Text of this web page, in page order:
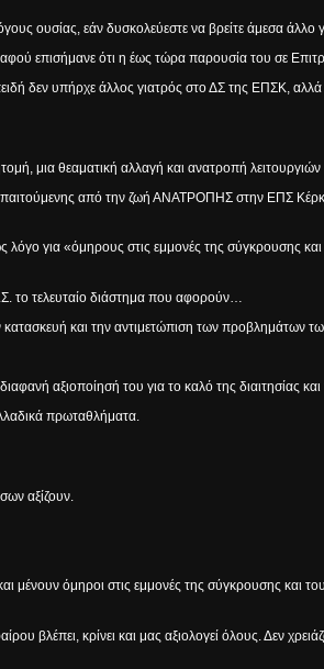
ουσίας, εάν δυσκολεύεστε να βρείτε άμεσα
επισήμανε ότι η έως τώρα παρουσία του σε
δεν υπήρχε άλλος γιατρός στο ΔΣ της ΕΠΣΚ, αλλά
μια θεαματική αλλαγή και ανατροπή
από την ζωή ΑΝΑΤΡΟΠΗΣ στην ΕΠΣ
για «όμηρους στις εμμονές της σύγκρουσης
το τελευταίο διάστημα που αφορούν…
κατασκευή και την αντιμετώπιση των προβλημάτων
αξιοποίησή του για το καλό της διαιτησίας
πρωταθλήματα.
αξίζουν.
μένουν όμηροι στις εμμονές της σύγκρουσης και
βλέπει, κρίνει και μας αξιολογεί όλους. Δεν